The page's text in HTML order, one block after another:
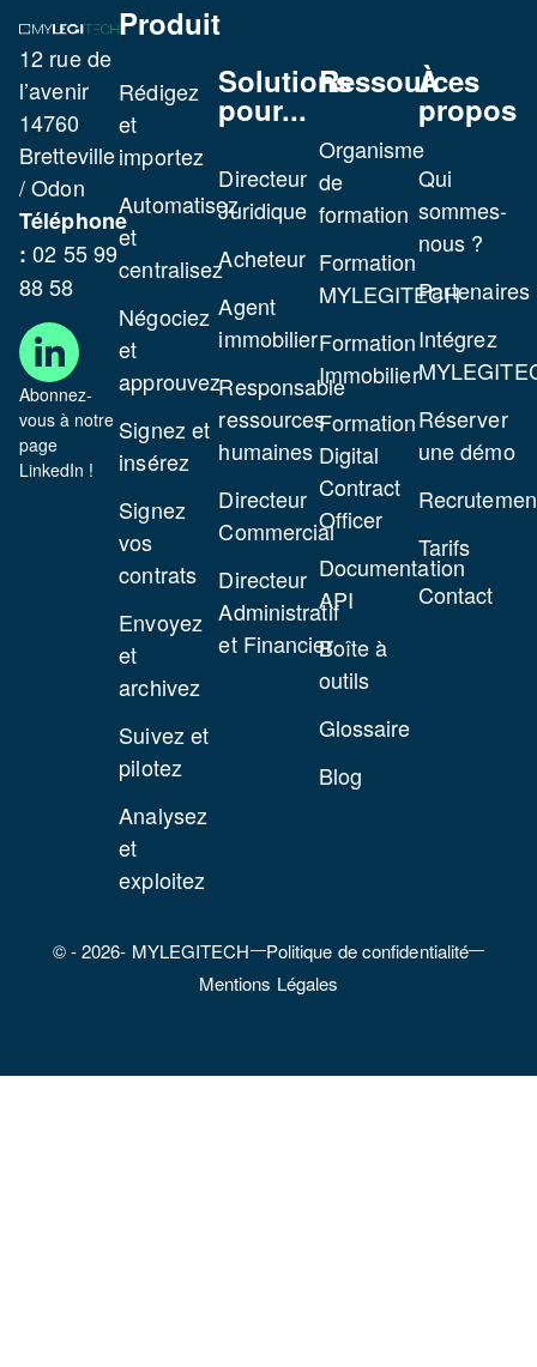
12 rue de
l’avenir
14760
Bretteville
/ Odon
Téléphone
: 02 55 99
88 58
Abonnez-
vous à notre
page
LinkedIn !
Produit
Rédigez
et
importez
Automatisez
et
centralisez
Négociez
et
approuvez
Signez et
insérez
Signez
vos
contrats
Envoyez
et
archivez
Suivez et
pilotez
Analysez
et
exploitez
Solutions
pour...
Directeur
Juridique
Acheteur
Agent
immobilier
Responsable
ressources
humaines
Directeur
Commercial
Directeur
Administratif
et Financier
Ressources
Organisme
de
formation
Formation
MYLEGITECH
Formation
Immobilier
Formation
Digital
Contract
Officer
Documentation
API
Boîte à
outils
Glossaire
Blog
À
propos
Qui
sommes-
nous ?
Partenaires
Intégrez
Réserver
une démo
Tarifs
Contact
© - 2026- MYLEGITECH
Politique de confidentialité
Mentions Légales